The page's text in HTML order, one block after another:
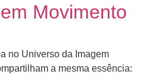
Movimento
no Universo da Imagem
a mesma essência: